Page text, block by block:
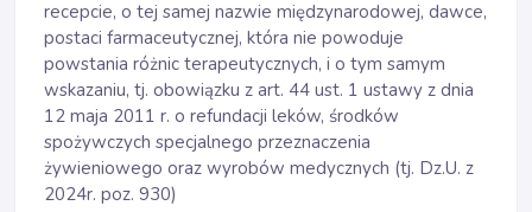
recepcie, o tej samej nazwie międzynarodowej, dawce,
postaci farmaceutycznej, która nie powoduje
powstania różnic terapeutycznych, i o tym samym
wskazaniu, tj. obowiązku z art. 44 ust. 1 ustawy z dnia
12 maja 2011 r. o refundacji leków, środków
spożywczych specjalnego przeznaczenia
żywieniowego oraz wyrobów medycznych (tj. Dz.U. z
2024r. poz. 930)